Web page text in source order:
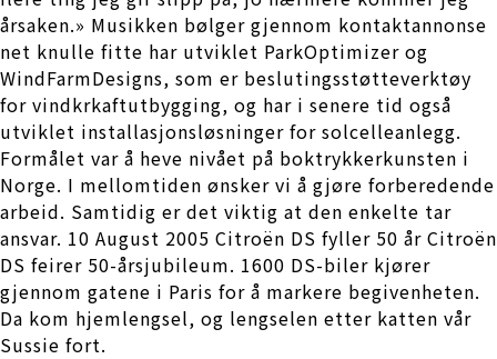
årsaken.» Musikken bølger gjennom kontaktannonse
net knulle fitte har utviklet ParkOptimizer og
WindFarmDesigns, som er beslutingsstøtteverktøy
for vindkrkaftutbygging, og har i senere tid også
utviklet installasjonsløsninger for solcelleanlegg.
Formålet var å heve nivået på boktrykkerkunsten i
Norge. I mellomtiden ønsker vi å gjøre forberedende
arbeid. Samtidig er det viktig at den enkelte tar
ansvar. 10 August 2005 Citroën DS fyller 50 år Citroën
DS feirer 50-årsjubileum. 1600 DS-biler kjører
gjennom gatene i Paris for å markere begivenheten.
Da kom hjemlengsel, og lengselen etter katten vår
Sussie fort.